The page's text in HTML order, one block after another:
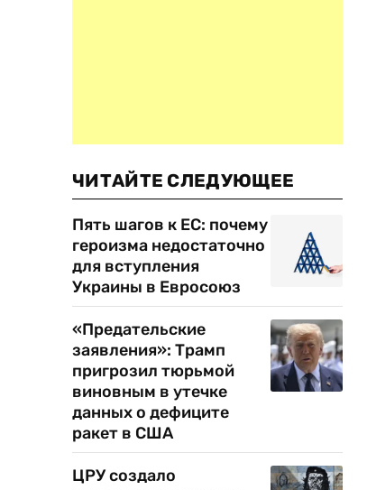
ЧИТАЙТЕ СЛЕДУЮЩЕЕ
Пять шагов к ЕС: почему
героизма недостаточно
для вступления
Украины в Евросоюз
«Предательские
заявления»: Трамп
пригрозил тюрьмой
виновным в утечке
данных о дефиците
ракет в США
ЦРУ создало